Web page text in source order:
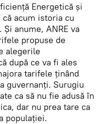
Energetică și
acum istoria cu
anume, ANRE va
propuse de
alegerile
după ce va fi ales
tarifele ținând
guvernanți. Surugiu
ca să nu fie adusă în
dar nu prea tare ca
populației.